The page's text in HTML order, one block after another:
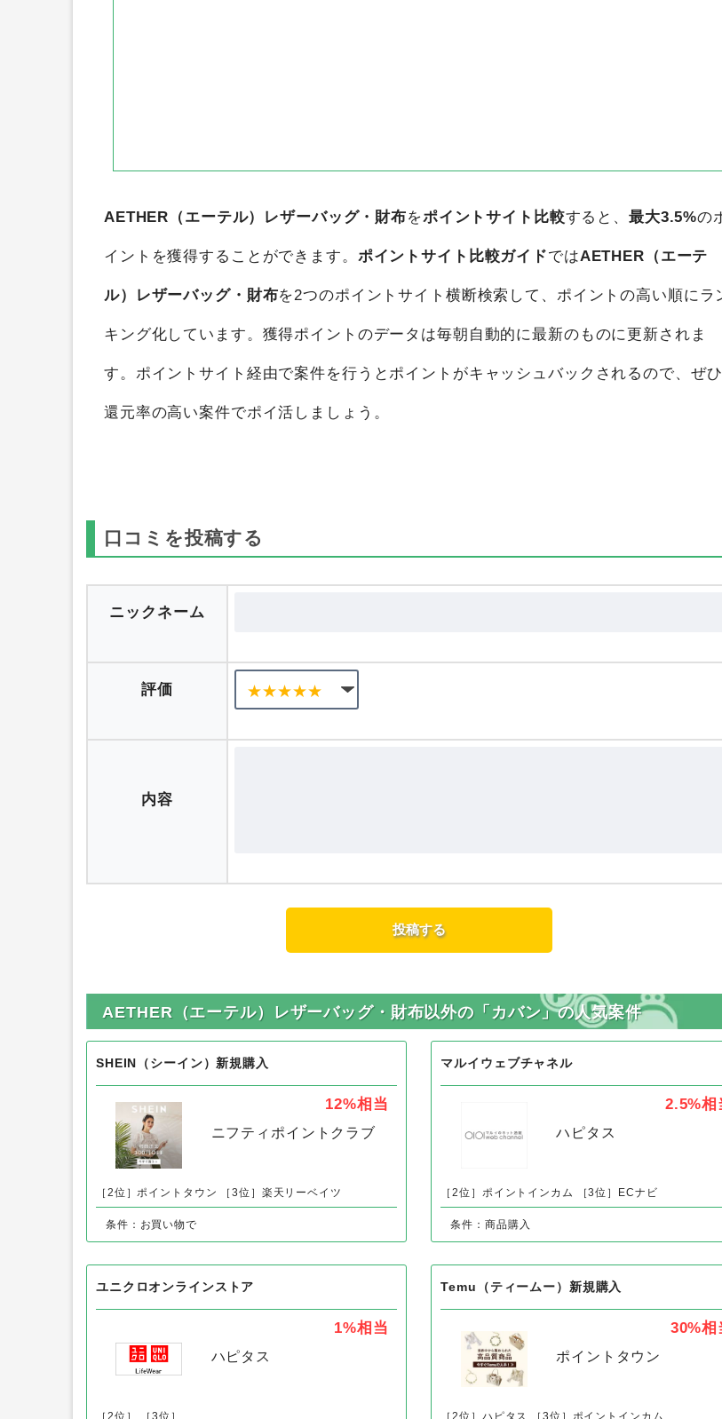
AETHER（エーテル）レザーバッグ・財布をポイントサイト比較すると、 最大3.5%の
イントを獲得することができます。 ポイントサイト比較ガイドではAETHER（エーテ
ル）レザーバッグ・財布を2つのポイントサイト横断検索して、ポイントの高い順にラ
キング化しています。獲得ポイントのデータは毎朝自動的に最新のものに更新されま
す。ポイントサイト経由で案件を行うとポイントがキャッシュバックされるので、ぜひ
還元率の高い案件でポイ活しましょう。
口コミを投稿する
ニックネーム
評価
内容
AETHER（エーテル）レザーバッグ・財布以外の「カバン」の人気案件
SHEIN（シーイン）新規購入
12%相当
ニフティポイントクラブ
［2位］ポイントタウン ［3位］楽天リーベイツ
条件：お買い物で
マルイウェブチャネル
2.5%相
ハピタス
［2位］ポイントインカム ［3位］ECナビ
条件：商品購入
ユニクロオンラインストア
1%相当
ハピタス
Temu（ティームー）新規購入
30%相
ポイントタウン